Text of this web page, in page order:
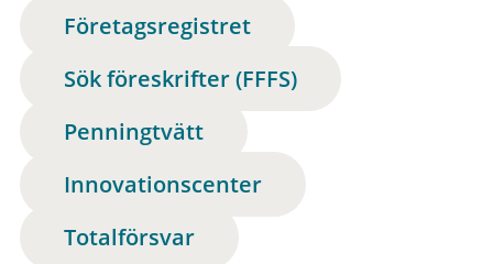
Företagsregistret
Sök föreskrifter (FFFS)
Penningtvätt
Innovationscenter
Totalförsvar